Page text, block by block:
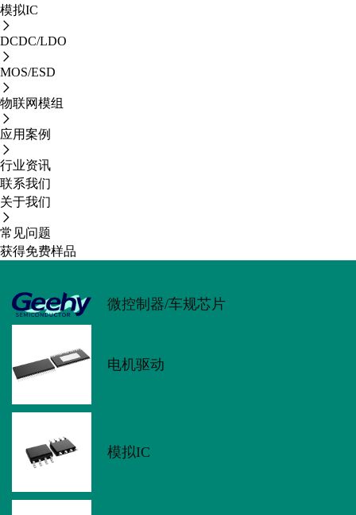
模拟IC
DCDC/LDO
MOS/ESD
物联网模组
应用案例
行业资讯
联系我们
关于我们
常见问题
获得免费样品
微控制器/车规芯片
电机驱动
模拟IC